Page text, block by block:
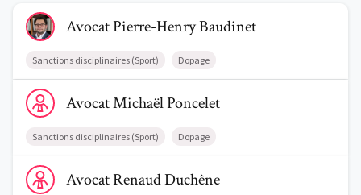
Voir le profil de AvocatPierre-Henry Baudinet
AvocatPierre-HenryBaudinet
Sanctions disciplinaires (Sport) Dopage
Voir le profil de AvocatMichaël Poncelet
AvocatMichaëlPoncelet
Sanctions disciplinaires (Sport) Dopage
Voir le profil de AvocatRenaud Duchêne
AvocatRenaudDuchêne